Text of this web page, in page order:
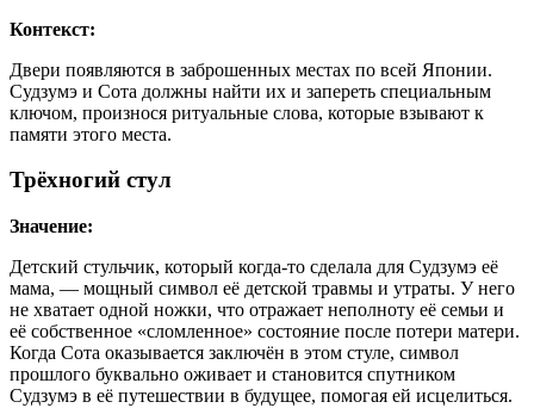
Контекст:
Двери появляются в заброшенных местах по всей Японии.
Судзумэ и Сота должны найти их и запереть специальным
ключом, произнося ритуальные слова, которые взывают к
памяти этого места.
Трёхногий стул
Значение:
Детский стульчик, который когда-то сделала для Судзумэ её
мама, — мощный символ её детской травмы и утраты. У него
не хватает одной ножки, что отражает неполноту её семьи и
её собственное «сломленное» состояние после потери матери.
Когда Сота оказывается заключён в этом стуле, символ
прошлого буквально оживает и становится спутником
Судзумэ в её путешествии в будущее, помогая ей исцелиться.